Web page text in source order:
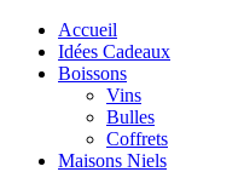
Accueil
Idées Cadeaux
Boissons
Vins
Bulles
Coffrets
Maisons Niels